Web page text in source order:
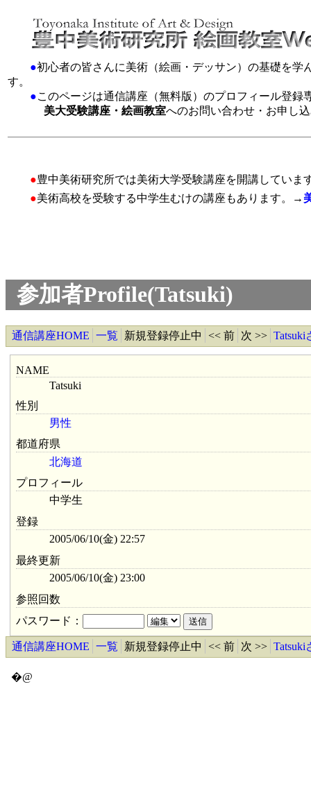
●初心者の皆さんに美術（絵画・デッサン）の基礎を
す。
●このページは通信講座（無料版）のプロフィール登録
美大受験講座・絵画教室へのお問い合わせ・お申し
●豊中美術研究所では美術大学受験講座を開講していま
●美術高校を受験する中学生むけの講座もあります。→
参加者Profile(Tatsuki)
通信講座HOME 一覧 新規登録停止中 << 前 次 >> Tatsuki
NAME
Tatsuki
性別
男性
都道府県
北海道
プロフィール
中学生
登録
2005/06/10(金) 22:57
最終更新
2005/06/10(金) 23:00
参照回数
パスワード：
通信講座HOME 一覧 新規登録停止中 << 前 次 >> Tatsuki
�@